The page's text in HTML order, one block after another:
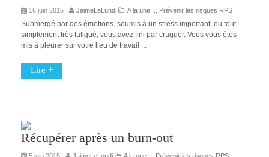
16 juin 2015 JaimeLeLundi A la une... Prévenir les risques RPS
Submergé par des émotions, soumis à un stress important, ou tout
simplement très fatigué, vous avez fini par craquer. Vous vous êtes
mis à pleurer sur votre lieu de travail ...
Lire +
Récupérer après un burn-out